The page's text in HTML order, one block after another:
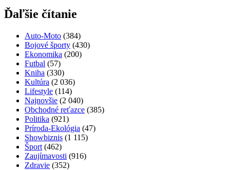
Ďaľšie čítanie
Auto-Moto (384)
Bojové športy (430)
Ekonomika (200)
Futbal (57)
Kniha (330)
Kultúra (2 036)
Lifestyle (114)
Najnovšie (2 040)
Obchodné reťazce (385)
Politika (921)
Príroda-Ekológia (47)
Showbiznis (1 115)
Šport (462)
Zaujímavosti (916)
Zdravie (352)